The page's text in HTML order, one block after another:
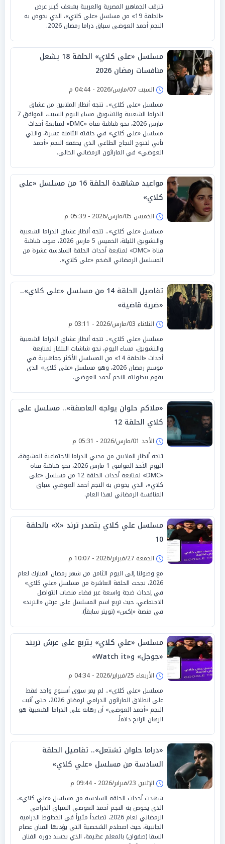
تترقب الجماهير المصرية والعربية بشغف كبير عرض
«الحلقة 19» من مسلسل «على كلاي»، الذي يخوض به
النجم أحمد العوضي سباق دراما رمضان 2026.
مسلسل «على كلاي» الحلقة 18 يشعل
منافسات رمضان 2026
السبت 07/مارس/2026 - 04:44 م
مسلسل «على كلاي».. تتجه أنظار الملايين من عشاق
الدراما الشعبية والتشويق مساء اليوم السبت، الموافق 7
مارس 2026، نحو شاشة قناة «DMC» لمتابعة أحداث
مسلسل «على كلاي» في حلقته الثامنة عشرة، والتي
تأتي لتتوج النجاح الطاغي الذي يحققه النجم «أحمد
العوضي» في الماراثون الرمضاني الحالي.
مواعيد مشاهدة الحلقة 16 من مسلسل «على
كلاي»
الخميس 05/مارس/2026 - 05:39 م
مسلسل «على كلاي».. تتجه أنظار عشاق الدراما الشعبية
والتشويق الليلة، الخميس 5 مارس 2026، صوب شاشة
قناة «DMC» لمتابعة أحداث الحلقة السادسة عشرة من
المسلسل الرمضاني الضخم «على كلاي».
تفاصيل الحلقة 14 من مسلسل «على كلاي»..
«ضربة قاضية»
الثلاثاء 03/مارس/2026 - 03:11 م
مسلسل «على كلاي».. تتجه أنظار عشاق الدراما الشعبية
والتشويق، مساء اليوم، نحو شاشات التلفاز لمتابعة
أحداث «الحلقة 14» من المسلسل الأكثر جماهيرية في
موسم رمضان 2026، وهو مسلسل «على كلاي» الذي
يقوم ببطولته النجم أحمد العوضي.
«ملاكم حلوان يواجه العاصفة».. مسلسل على
كلاي الحلقة 12
الأحد 01/مارس/2026 - 05:31 م
تتجه أنظار الملايين من محبي الدراما الاجتماعية المشوقة،
اليوم الأحد الموافق 1 مارس 2026، نحو شاشة قناة
«DMC» لمتابعة أحداث الحلقة 12 من مسلسل «على
كلاي»، الذي يخوض به النجم أحمد العوضي سباق
المنافسة الرمضاني لهذا العام.
مسلسل علي كلاي يتصدر ترند «X» بالحلقة
10
الجمعة 27/فبراير/2026 - 10:07 م
مع وصولنا إلى اليوم الثامن من شهر رمضان المبارك لعام
2026، نجحت الحلقة العاشرة من مسلسل «علي كلاي»
في إحداث ضجة واسعة عبر فضاء منصات التواصل
الاجتماعي، حيث تربع اسم المسلسل على عرش «الترند»
في منصة «إكس» (تويتر سابقاً).
مسلسل «علي كلاي» يتربع على عرش تريند
«جوجل» و«Watch it»
الأربعاء 25/فبراير/2026 - 04:34 م
مسلسل «علي كلاي».. لم يمر سوى أسبوع واحد فقط
على انطلاق الماراثون الدرامي لرمضان 2026، حتى أثبت
النجم «أحمد العوضي» أن رهانه على الدراما الشعبية هو
الرهان الرابح دائماً.
«دراما حلوان تشتعل».. تفاصيل الحلقة
السادسة من مسلسل «علي كلاي»
الإثنين 23/فبراير/2026 - 09:44 م
شهدت أحداث الحلقة السادسة من مسلسل «علي كلاي»،
الذي يخوض به النجم أحمد العوضي السباق الدرامي
الرمضاني لعام 2026، تصاعداً مثيراً في الخطوط الدرامية
الجانبية، حيث اصطدم الشخصية التي يؤديها الفنان عصام
السقا (صفوان) بالمعلم عظيمة، الذي يجسد دوره الفنان